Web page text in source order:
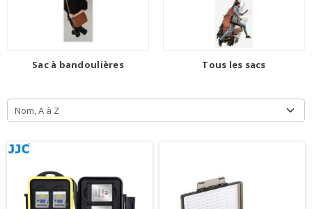
Sac à bandoulières Tous les sacs
Nom, A à Z